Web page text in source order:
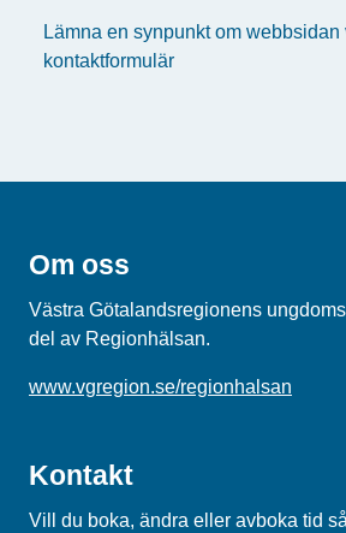
Lämna en synpunkt om webbsidan
kontaktformulär
Om oss
Västra Götalandsregionens
del av Regionhälsan.
www.vgregion.se/regionhalsan
Kontakt
Vill du boka, ändra eller avboka tid